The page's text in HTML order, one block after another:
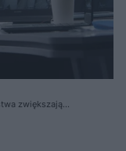
zwiększają
być